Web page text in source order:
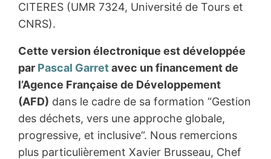
CITERES (UMR 7324, Université de Tours et
CNRS).
Cette version électronique est développée
par Pascal Garretavec un financement de
l’Agence Française de Développement
(AFD) dans le cadre de sa formation “Gestion
des déchets, vers une approche globale,
progressive, et inclusive“. Nous remercions
plus particulièrement Xavier Brusseau, Chef